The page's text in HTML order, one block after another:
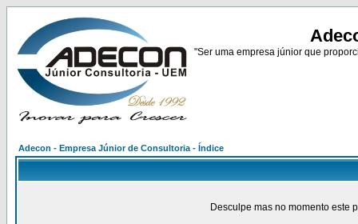
"Ser uma empresa júnior que
Adecon - Empresa Júnior de Consultoria - Índice
Desculpe mas no momento este